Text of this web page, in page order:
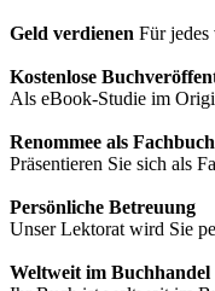
Geld verdienen Für
Kostenlose
Als eBook-Studie im
Renommee als
Präsentieren Sie sich als
Persönliche Betreuung
Unser Lektorat wird Sie
Weltweit im Buchhandel